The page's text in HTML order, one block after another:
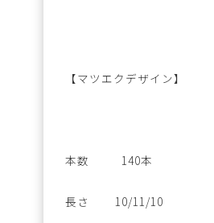
【マツエクデザイン】
本数 140本
長さ 10/11/10